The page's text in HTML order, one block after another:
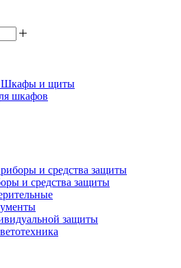
Шкафы и щиты
шкафов
и средства защиты
защиты